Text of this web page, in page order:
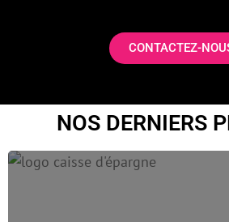
CONTACTEZ-
NOS DERNIERS